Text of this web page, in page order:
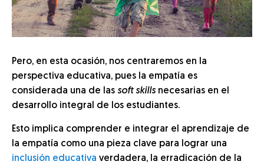
Pero, en esta ocasión, nos centraremos en la
perspectiva educativa, pues la empatía es
considerada una de las soft skillsnecesarias en el
desarrollo integral de los estudiantes.
Esto implica comprender e integrar el aprendizaje de
la empatía como una pieza clave para lograr una
inclusión educativa verdadera, la erradicación de la